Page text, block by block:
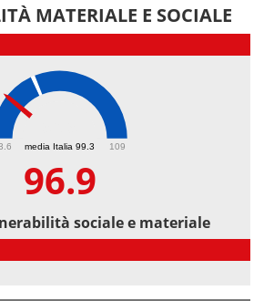
MATERIALE E SOCIALE
media Italia 99.3 109
96.9
sociale e materiale